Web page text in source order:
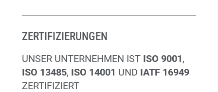
ZERTIFIZIERUNGEN
UNSER UNTERNEHMEN IST ISO 9001,
ISO 13485, ISO 14001 UND IATF 16949
ZERTIFIZIERT